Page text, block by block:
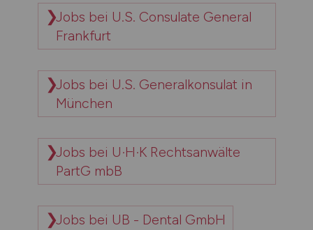
Jobs bei U.S. Consulate General
Frankfurt
Jobs bei U.S. Generalkonsulat in
München
Jobs bei U·H·K Rechtsanwälte
PartG mbB
Jobs bei UB - Dental GmbH